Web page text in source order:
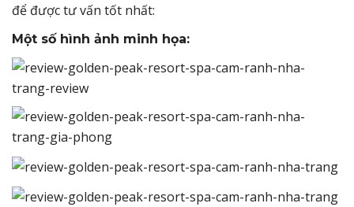
để được tư vấn tốt nhất:
Một số hình ảnh minh họa: